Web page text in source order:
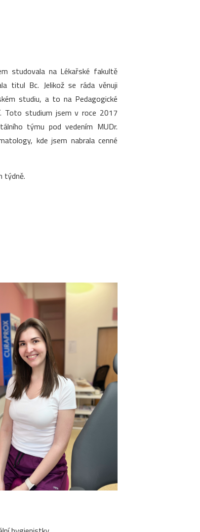
studovala na Lékařské fakultě
titul Bc. Jelikož se ráda věnuji
studiu, a to na Pedagogické
Toto studium jsem v roce 2017
týmu pod vedením MUDr.
kde jsem nabrala cenné
týdně.